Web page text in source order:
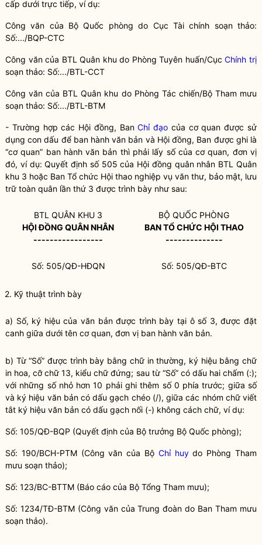
cấp dưới trực tiếp, ví dụ:
Công văn của Bộ Quốc phòng do Cục Tài chính soạn thảo:
Số:.../BQP-CTC
Công văn của BTL Quân khu do Phòng Tuyên huấn/CụcChính trị
soạn thảo: Số:.../BTL-CCT
Công văn của BTL Quân khu do Phòng Tác chiến/Bộ Tham mưu
soạn thảo: Số:.../BTL-BTM
- Trường hợp các Hội đồng, BanChỉ đạo của cơ quan được sử
dụng con dấu để ban hành văn bản và Hội đồng, Ban được ghi là
“cơ quan” ban hành văn bản thì phải lấy số của cơ quan, đơn vị
đó, ví dụ: Quyết định số 505 của Hội đồng quân nhân BTL Quân
khu 3 hoặc Ban Tổ chức Hội thao nghiệp vụ văn thư, bảo mật, lưu
trữ toàn quân lần thứ 3 được trình bày như sau:
BTL QUÂN KHU 3
HỘI ĐỒNG QUÂN NHÂN
-----------------
BỘ QUỐC PHÒNG
BAN TỔCHỨC HỘI THAO
--------------
Số: 505/QĐ-HĐQN Số: 505/QĐ-BTC
2. Kỹ thuật trình bày
a) Số, ký hiệu của văn bản được trình bày tại ô số 3, được đặt
canh giữa dưới tên cơ quan, đơn vị ban hành văn bản.
b) Từ “Số” được trình bày bằng chữ in thường, ký hiệu bằng chữ
in hoa, cỡ chữ 13, kiểu chữ đứng; sau từ “Số” có dấu hai chấm (:);
với những số nhỏ hơn 10 phải ghi thêm số 0 phía trước; giữa số
và ký hiệu văn bản có dấu gạch chéo (/), giữa các nhóm chữ viết
tắt ký hiệu văn bản có dấu gạch nối (-) không cách chữ, ví dụ:
Số: 105/QĐ-BQP (Quyết định của Bộ trưởng Bộ Quốc phòng);
Số: 190/BCH-PTM (Công văn của Bộ Chỉ huydo Phòng Tham
mưu soạn thảo);
Số: 123/BC-BTTM (Báo cáo của Bộ Tổng Tham mưu);
Số: 1234/TĐ-BTM (Công văn của Trung đoàn do Ban Tham mưu
soạn thảo).